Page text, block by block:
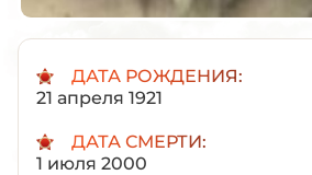
ДАТА РОЖДЕНИЯ:
21 апреля 1921
ДАТА СМЕРТИ:
1 июля 2000